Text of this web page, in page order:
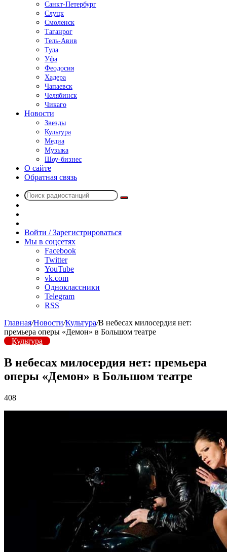
Санкт-Петербург
Слуцк
Смоленск
Таганрог
Тель-Авив
Тула
Уфа
Феодосия
Хадера
Чапаевск
Челябинск
Чикаго
Новости
Звезды
Культура
Медиа
Музыка
Шоу-бизнес
О сайте
Обратная связь
Поиск
радио
Войти / Зарегистрироваться
Мы в соцсетях
Facebook
Twitter
YouTube
vk.com
Одноклассники
Telegram
RSS
Главная/Новости/Культура/В небесах милосердия нет:
премьера оперы «Демон» в Большом театре
Культура
В небесах милосердия нет: премьера
оперы «Демон» в Большом театре
408